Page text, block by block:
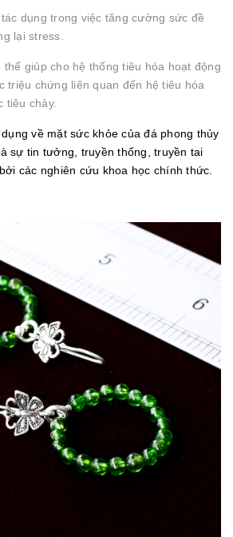
dụng trong việc tăng cường sức đề
lại stress.
thể giúp cho hệ thống tiêu hóa hoạt động
triệu chứng liên quan đến hệ tiêu hóa
tiêu chảy.
về mặt sức khỏe của đá phong thủy
sự tin tưởng, truyền thống, truyền tai
các nghiên cứu khoa học chính thức.